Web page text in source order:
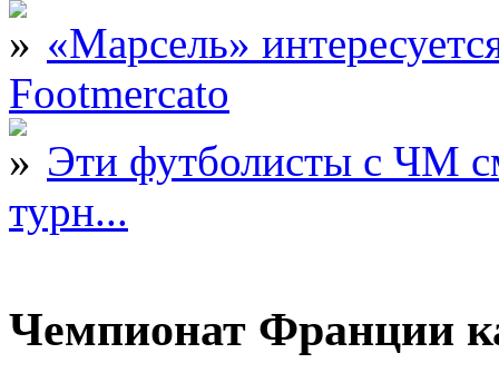
«Марсель»
Footmercato
Эти футболисты с ЧМ
турн...
Чемпионат Франции